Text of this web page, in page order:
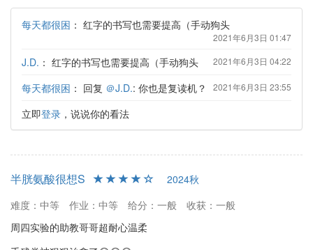
每天都很困 ： 红字的书写也需要提高（手动狗头
2021年6月3日 01:47
J.D. ： 红字的书写也需要提高（手动狗头 2021年6月3日 04:22
每天都很困 ： 回复 ＠J.D.: 你也是复读机？ 2021年6月3日 23:55
立即登录 ，说说你的看法
半胱氨酸很想S
2024秋
难度：中等
作业：中等 给分：一般
收获：一般
周四实验的助教哥哥超耐心温柔